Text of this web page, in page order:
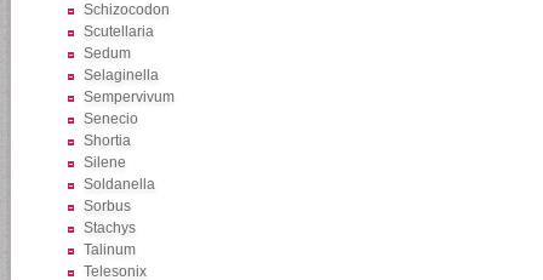
Schizocodon
Scutellaria
Sedum
Selaginella
Sempervivum
Senecio
Shortia
Silene
Soldanella
Sorbus
Stachys
Talinum
Telesonix